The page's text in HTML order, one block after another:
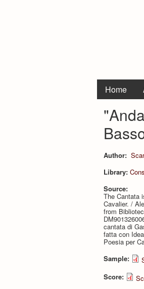
Home
Author:
Library:
Source:
The Cantata
Cavalier. /
from
cantata di
fatta con
Poesia per
Sample:
Score: